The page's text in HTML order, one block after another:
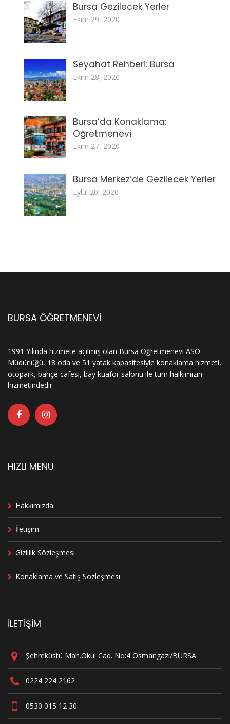
Bursa Gezilecek Yerler
Ekim 29, 2020
Seyahat Rehberi: Bursa
Ekim 28, 2020
Bursa’da Konaklama:
Öğretmenevi
Ekim 27, 2020
Bursa Merkez’de Gezilecek Yerler
Eylül 20, 2020
BURSA ÖĞRETMENEVİ
1991 Yılında hizmete açılmış olan Bursa Öğretmenevi ASO
Müdürlüğü, 18 oda ve 51 yatak kapasitesiyle konaklama hizmeti,
otopark, bahçe cafesi, bay kuaför salonu ile tüm halkımızın
hizmetindedir.
HIZLI MENÜ
Hakkımızda
İletişim
Gizlilik Sözleşmesi
Konaklama ve Satış Sözleşmesi
İLETİŞİM
Şehreküstü Mah.Okul Cad. No:4 Osmangazi/BURSA
0224 224 2162
0530 015 12 30